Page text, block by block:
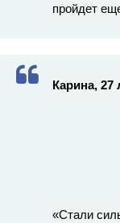
пройдет
Карина, 27
«Стали